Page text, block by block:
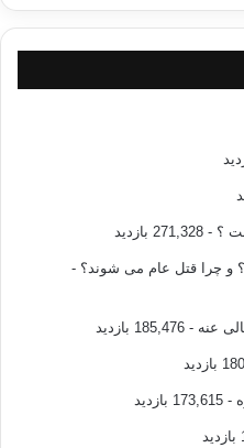
؟ - 271,328 بازدید
و چرا قتل عام می شوند؟ -
عنه - 185,476 بازدید
- 173,615 بازدید